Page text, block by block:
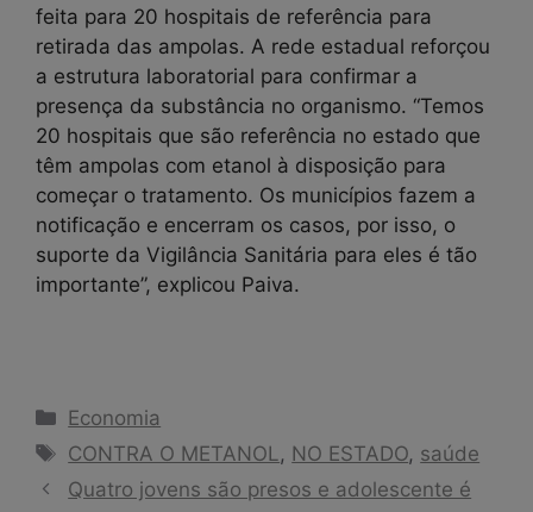
feita para 20 hospitais de referência para
retirada das ampolas. A rede estadual reforçou
a estrutura laboratorial para confirmar a
presença da substância no organismo. “Temos
20 hospitais que são referência no estado que
têm ampolas com etanol à disposição para
começar o tratamento. Os municípios fazem a
notificação e encerram os casos, por isso, o
suporte da Vigilância Sanitária para eles é tão
importante”, explicou Paiva.
Categorias
Economia
Tags
CONTRA O METANOL, NO ESTADO, saúde
Quatro jovens são presos e adolescente é